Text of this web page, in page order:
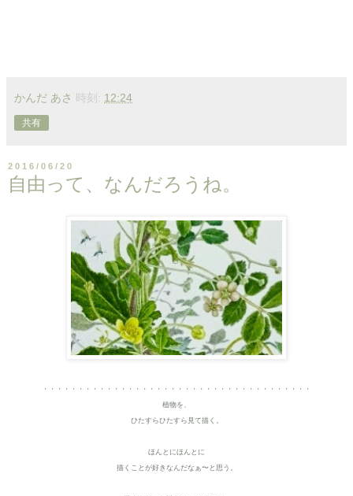
かんだ あさ 時刻: 12:24
共有
2016/06/20
自由って、なんだろうね。
・・・・・・・・・・・・・・・・・・・・・・・・・・・・・・・・・・・・・・
植物を、
ひたすらひたすら見て描く。
ほんとにほんとに
描くことが好きなんだなぁ〜と思う。